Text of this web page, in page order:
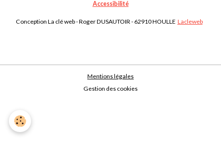
Accessibilité
Conception La clé web - Roger DUSAUTOIR - 62910 HOULLE Lacleweb
Mentions légales
Gestion des cookies